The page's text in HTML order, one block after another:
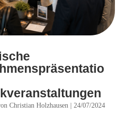
Christian Holzhausen 24/07/2024